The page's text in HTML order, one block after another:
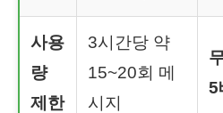
사용
량
제한
3시간당 약
15~20회 메
시지
5